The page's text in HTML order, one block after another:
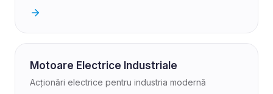
Motoare Electrice Industriale
Acționări electrice pentru industria modernă